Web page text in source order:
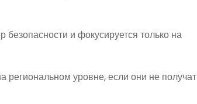
и фокусируется только на
уровне, если они не получат